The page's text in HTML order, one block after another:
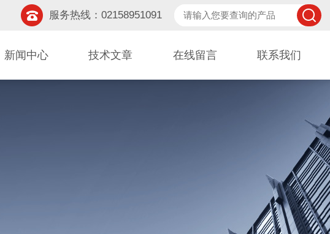
服务热线：02158951091
新闻中心 技术文章 在线留言 联系我们